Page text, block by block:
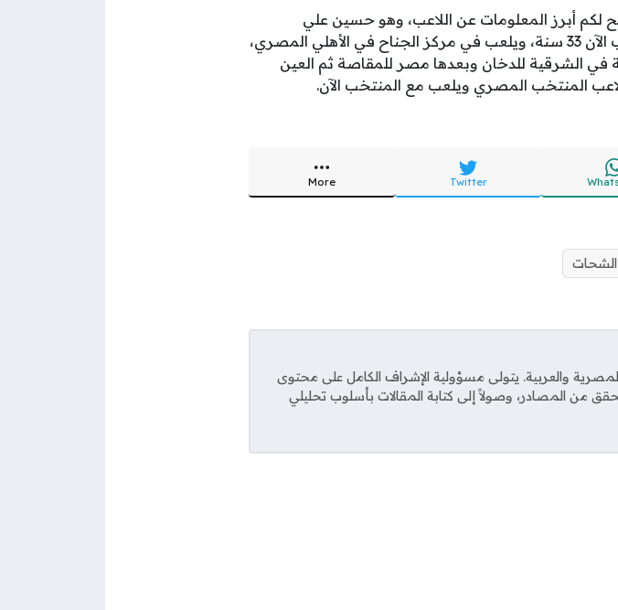
أبرز المعلومات عن اللاعب، وهو حسين علي
الشحات علي حسن من مواليد 21 يونيو 1992، وعمر اللاعب الآن 33 سنة، ويلعب في مركز الجناح في الأهلي المصري،
مسيرته الاحترافية في الشرقية للدخان وبعدها مصر للمقاصة ثم العين
Twitter
More
والعربية. يتولى مسؤولية الإشراف الكامل على محتوى
من المصادر، وصولاً إلى كتابة المقالات بأسلوب تحليلي